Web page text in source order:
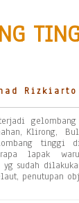
Rizkiarto
gelombang
Klirong,
tinggi
lapak
yg sudah
penutupan